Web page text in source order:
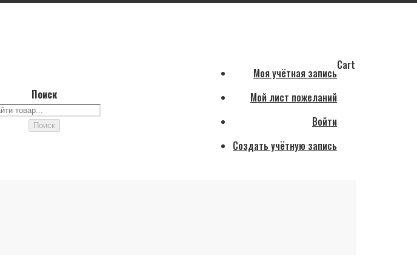
Поиск
Поиск
Поиск
Cart
Моя учётная запись
Мой лист пожеланий
Войти
Создать учётную запись